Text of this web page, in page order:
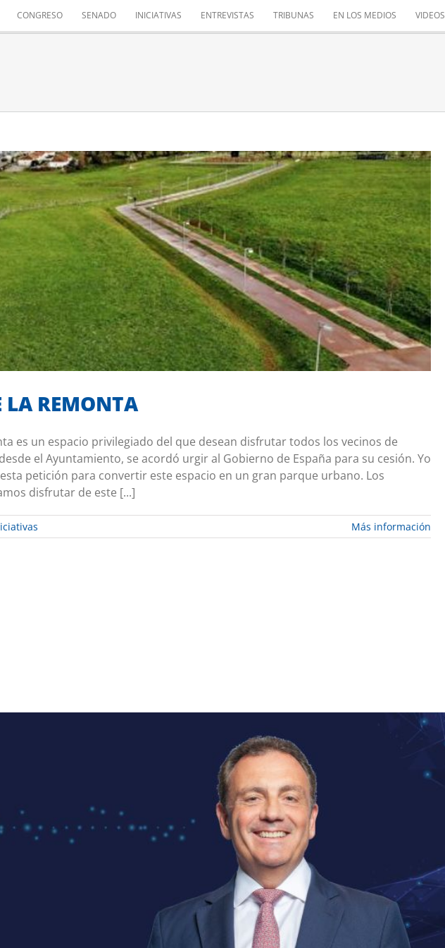
CONGRESO SENADO INICIATIVAS ENTREVISTAS TRIBUNAS EN LOS MEDIOS VIDEOS
FUTURO DE LA REMONTA
Mis iniciativas
LA REMONTA
es un espacio privilegiado del que desean disfrutar todos los vecinos de
el Ayuntamiento, se acordó urgir al Gobierno de España para su cesión. Yo
petición para convertir este espacio en un gran parque urbano. Los
disfrutar de este [...]
Más información